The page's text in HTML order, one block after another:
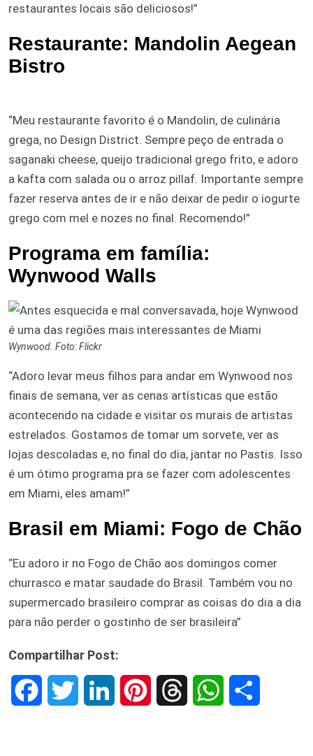
restaurantes locais são deliciosos!”
Restaurante: Mandolin Aegean
Bistro
“Meu restaurante favorito é o Mandolin, de culinária
grega, no Design District. Sempre peço de entrada o
saganaki cheese, queijo tradicional grego frito, e adoro
a kafta com salada ou o arroz pillaf. Importante sempre
fazer reserva antes de ir e não deixar de pedir o iogurte
grego com mel e nozes no final. Recomendo!”
Programa em família:
Wynwood Walls
Wynwood. Foto: Flickr
“Adoro levar meus filhos para andar em Wynwood nos
finais de semana, ver as cenas artísticas que estão
acontecendo na cidade e visitar os murais de artistas
estrelados. Gostamos de tomar um sorvete, ver as
lojas descoladas e, no final do dia, jantar no Pastis. Isso
é um ótimo programa pra se fazer com adolescentes
em Miami, eles amam!”
Brasil em Miami: Fogo de Chão
“Eu adoro ir no Fogo de Chão aos domingos comer
churrasco e matar saudade do Brasil. Também vou no
supermercado brasileiro comprar as coisas do dia a dia
para não perder o gostinho de ser brasileira”
Compartilhar Post: